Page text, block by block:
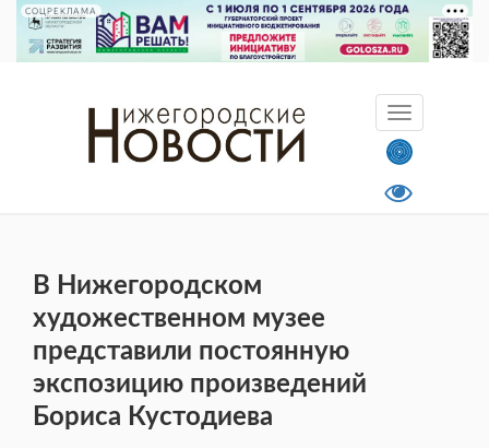
СОЦРЕКЛАМА
В Нижегородском
художественном музее
представили постоянную
экспозицию произведений
Бориса Кустодиева